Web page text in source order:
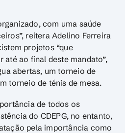
com uma saúde
reitera Adelino Ferreira
projetos “que
até ao final deste mandato”,
abertas, um torneio de
torneio de ténis de mesa.
de todos os
do CDEPG, no entanto,
pela importância como